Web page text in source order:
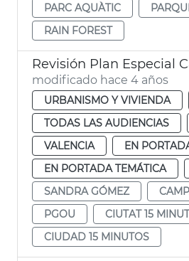
PARC AQUÀTIC
RAIN FOREST
Revisión Plan Especial
modificado hace 4 años
URBANISMO Y VIVIENDA
TODAS LAS AUDIENCIAS
VALENCIA
EN
EN PORTADA TEMÁTICA
SANDRA GÓMEZ
PGOU
CIUTAT 15
CIUDAD 15 MINUTOS